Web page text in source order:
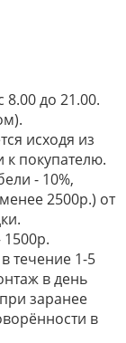
до 21.00.
исходя из
покупателю.
- 10%,
2500р.) от
течение 1-5
в день
заранее
в